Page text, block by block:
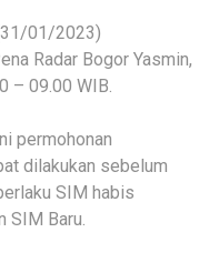
01/2023)
Radar Bogor Yasmin,
– 09.00 WIB.
permohonan
dilakukan sebelum
SIM habis
SIM Baru.